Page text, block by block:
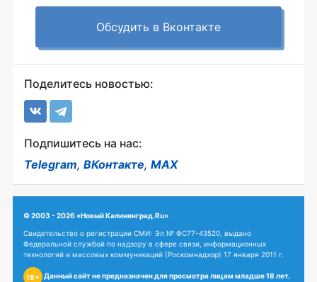
Обсудить в Вконтакте
Поделитесь новостью:
Подпишитесь на нас:
Telegram, ВКонтакте, MAX
© 2003 - 2026 «Новый Калининград.Ru»
Свидетельство о регистрации СМИ: Эл № ФС77-43520, выдано
Федеральной службой по надзору в сфере связи, информационных
технологий и массовых коммуникаций (Роскомнадзор) 17 января 2011 г.
18+ Данный сайт не предназначен для просмотра лицам младше 18 лет.